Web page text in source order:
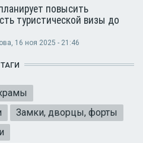
повысить
туристической визы до
, 16 ноя 2025 - 21:46
ТАГИ
Замки, дворцы, форты